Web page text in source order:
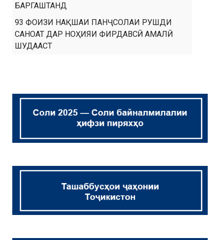
БАРГАШТАНД
93 ФОИЗИ НАҚШАИ ПАНҶСОЛАИ РУШДИ
САНОАТ ДАР НОҲИЯИ ФИРДАВСӢ АМАЛӢ
ШУДААСТ